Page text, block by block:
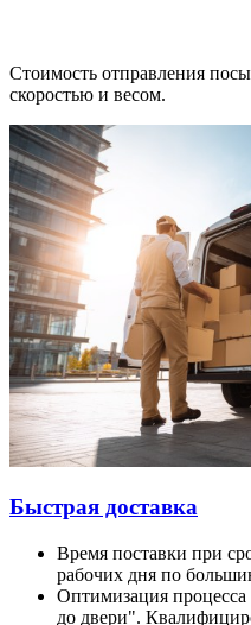
Стоимость отправления
скоростью и весом.
Быстрая доставка
Время поставки при
рабочих дня по
Оптимизация процесса
до двери".